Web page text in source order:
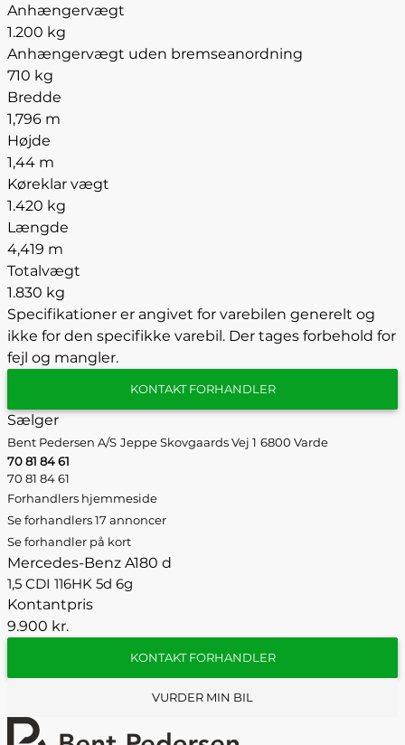
Anhængervægt
1.200 kg
Anhængervægt uden bremseanordning
710 kg
Bredde
1,796 m
Højde
1,44 m
Køreklar vægt
1.420 kg
Længde
4,419 m
Totalvægt
1.830 kg
Specifikationer er angivet for varebilen generelt og
ikke for den specifikke varebil. Der tages forbehold for
fejl og mangler.
KONTAKT FORHANDLER
Sælger
Bent Pedersen A/S Jeppe Skovgaards Vej 1 6800 Varde
70 81 84 61
70 81 84 61
Forhandlers hjemmeside
Se forhandlers 17 annoncer
Se forhandler på kort
Mercedes-Benz A180 d
1,5 CDI 116HK 5d 6g
Kontantpris
9.900 kr.
KONTAKT FORHANDLER
VURDER MIN BIL